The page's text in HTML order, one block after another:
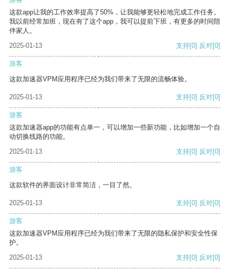
这款app让我的工作效率提高了50%，让我能够更轻松地完成工作任务。
我以前经常加班，现在有了这个app，我可以提前下班，有更多的时间陪
伴家人。
2025-01-13
支持[0] 反对[0]
游客
这款加速器VPM应用程序已经为我们带来了无限的流畅体验。
2025-01-13 支持[0] 反对[0]
游客
这款加速器app的功能有点单一，可以增加一些新功能，比如增加一个自
动切换线路的功能。
2025-01-13
支持[0] 反对[0]
游客
这款软件的界面设计非常简洁，一目了然。
2025-01-13 支持[0] 反对[0]
游客
这款加速器VPM应用程序已经为我们带来了无限的隐私保护和安全性保
护。
2025-01-13
支持[0] 反对[0]